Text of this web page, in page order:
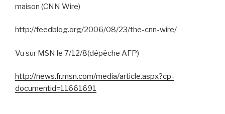
maison (CNN Wire)
http://feedblog.org/2006/08/23/the-cnn-wire/
Vu sur MSN le 7/12/8(dépêche AFP)
http://news.fr.msn.com/media/article.aspx?cp-
documentid=11661691